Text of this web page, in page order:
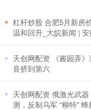
杠杆炒股 合肥5月新房
温和回升_大皖新闻 |
天创网配资 《酱园弄
音挤到第六
天创网配资 俄激光武器
测，反制乌军 “柳特”